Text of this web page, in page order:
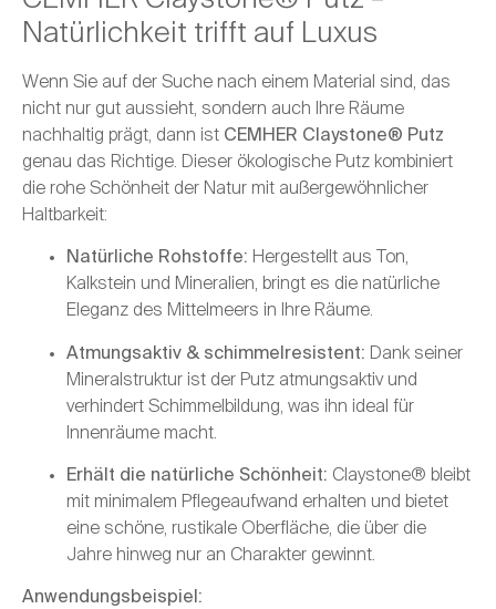
Natürlichkeit trifft auf Luxus
Wenn Sie auf der Suche nach einem Material sind, das
nicht nur gut aussieht, sondern auch Ihre Räume
nachhaltig prägt, dann ist CEMHER Claystone® Putz
genau das Richtige. Dieser ökologische Putz kombiniert
die rohe Schönheit der Natur mit außergewöhnlicher
Haltbarkeit:
Natürliche Rohstoffe: Hergestellt aus Ton,
Kalkstein und Mineralien, bringt es die natürliche
Eleganz des Mittelmeers in Ihre Räume.
Atmungsaktiv & schimmelresistent: Dank seiner
Mineralstruktur ist der Putz atmungsaktiv und
verhindert Schimmelbildung, was ihn ideal für
Innenräume macht.
Erhält die natürliche Schönheit: Claystone® bleibt
mit minimalem Pflegeaufwand erhalten und bietet
eine schöne, rustikale Oberfläche, die über die
Jahre hinweg nur an Charakter gewinnt.
Anwendungsbeispiel: